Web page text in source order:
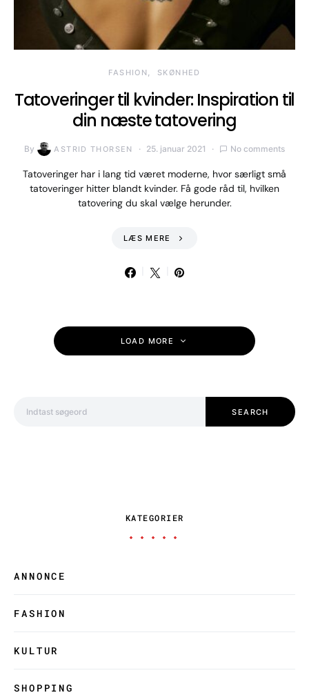
FASHION SKØNHED
Tatoveringer til kvinder: Inspiration til
din næste tatovering
By ASTRID THORSEN 25. januar 2021 No comments
Tatoveringer har i lang tid været moderne, hvor særligt små
tatoveringer hitter blandt kvinder. Få gode råd til, hvilken
tatovering du skal vælge herunder.
LÆS MERE
LOAD MORE
SEARCH
KATEGORIER
ANNONCE
FASHION
KULTUR
SHOPPING